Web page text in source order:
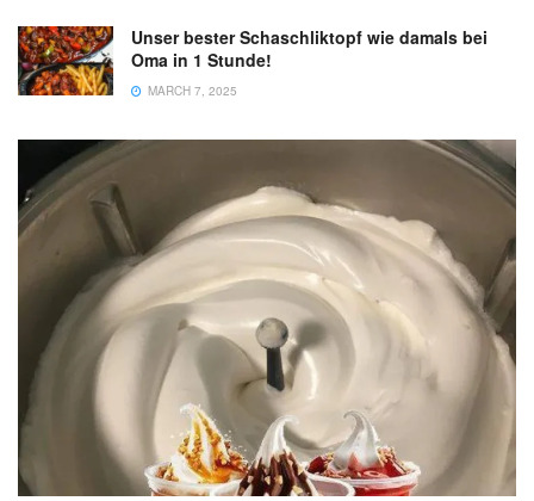
Unser bester Schaschliktopf wie damals bei
Oma in 1 Stunde!
MARCH 7, 2025